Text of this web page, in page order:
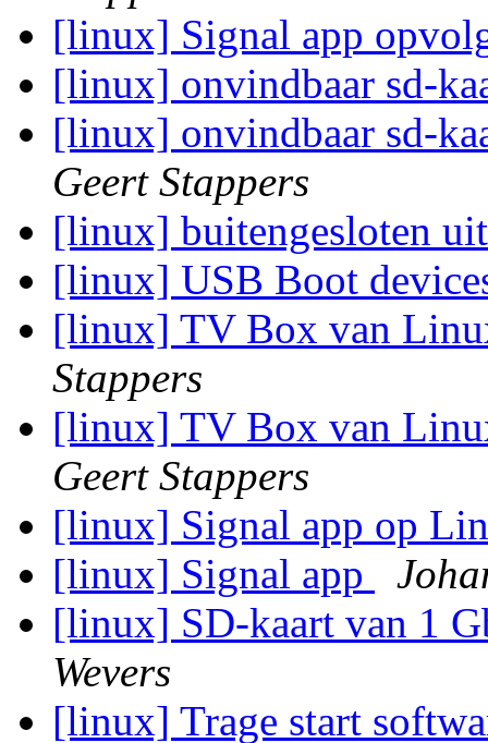
[linux] Signal app
[linux] onvindbaar sd-
[linux] onvindbaar sd-
Geert Stappers
[linux] buitengesloten
[linux] USB Boot
[linux] TV Box van
Stappers
[linux] TV Box van
Geert Stappers
[linux] Signal app op
[linux] Signal app
[linux] SD-kaart van 1
Wevers
[linux] Trage start